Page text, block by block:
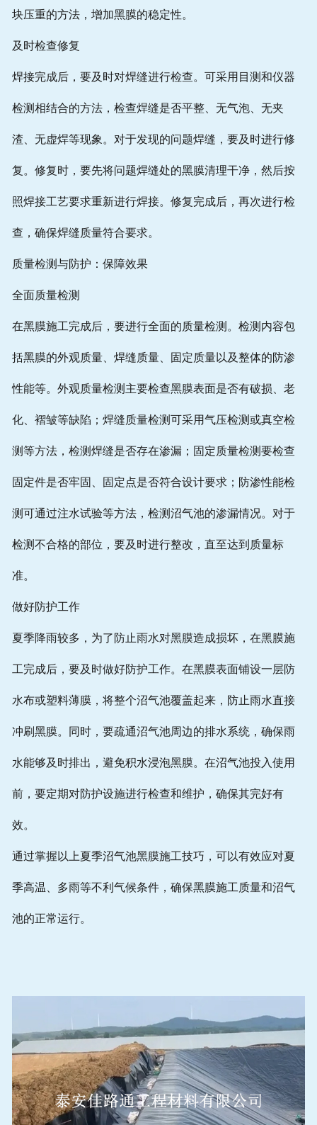
块压重的方法，增加黑膜的稳定性。
及时检查修复
焊接完成后，要及时对焊缝进行检查。可采用目测和仪器
检测相结合的方法，检查焊缝是否平整、无气泡、无夹
渣、无虚焊等现象。对于发现的问题焊缝，要及时进行修
复。修复时，要先将问题焊缝处的黑膜清理干净，然后按
照焊接工艺要求重新进行焊接。修复完成后，再次进行检
查，确保焊缝质量符合要求。
质量检测与防护：保障效果
全面质量检测
在黑膜施工完成后，要进行全面的质量检测。检测内容包
括黑膜的外观质量、焊缝质量、固定质量以及整体的防渗
性能等。外观质量检测主要检查黑膜表面是否有破损、老
化、褶皱等缺陷；焊缝质量检测可采用气压检测或真空检
测等方法，检测焊缝是否存在渗漏；固定质量检测要检查
固定件是否牢固、固定点是否符合设计要求；防渗性能检
测可通过注水试验等方法，检测沼气池的渗漏情况。对于
检测不合格的部位，要及时进行整改，直至达到质量标
准。
做好防护工作
夏季降雨较多，为了防止雨水对黑膜造成损坏，在黑膜施
工完成后，要及时做好防护工作。在黑膜表面铺设一层防
水布或塑料薄膜，将整个沼气池覆盖起来，防止雨水直接
冲刷黑膜。同时，要疏通沼气池周边的排水系统，确保雨
水能够及时排出，避免积水浸泡黑膜。在沼气池投入使用
前，要定期对防护设施进行检查和维护，确保其完好有
效。
通过掌握以上夏季沼气池黑膜施工技巧，可以有效应对夏
季高温、多雨等不利气候条件，确保黑膜施工质量和沼气
池的正常运行。